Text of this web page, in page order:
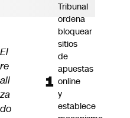
El
re
ali
za
do
Tribunal
ordena
bloquear
sitios
de
apuestas
online
y
establece